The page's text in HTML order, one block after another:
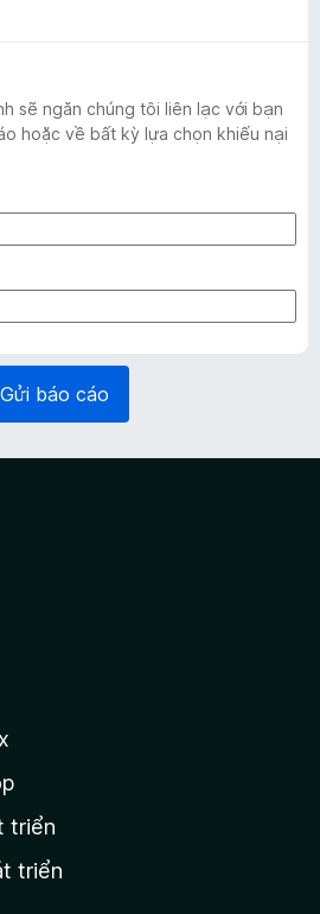
sẽ ngăn chúng tôi liên lạc với bạn
hoặc về bất kỳ lựa chọn khiếu nại
Gửi báo cáo
triển
triển